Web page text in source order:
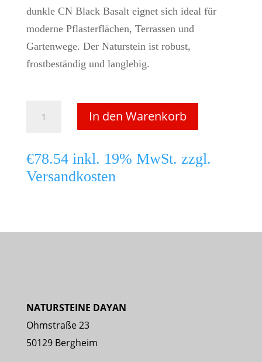
dunkle CN Black Basalt eignet sich ideal für
moderne Pflasterflächen, Terrassen und
Gartenwege. Der Naturstein ist robust,
frostbeständig und langlebig.
CN-
Black
Menge
In den Warenkorb
€78.54 inkl. 19% MwSt. zzgl.
Versandkosten
NATURSTEINE DAYAN
Ohmstraße 23
50129 Bergheim